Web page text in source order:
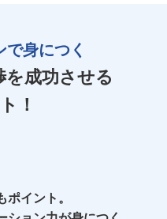
で身につく
を成功させる
！
イント。